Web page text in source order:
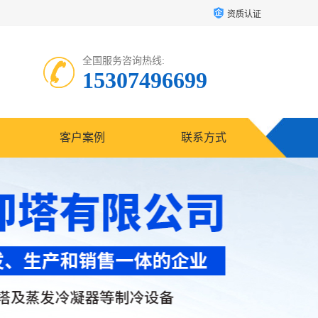
资质认证
全国服务咨询热线:
15307496699
客户案例 联系方式